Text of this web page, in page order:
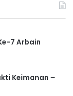
7 Arbain
Keimanan –